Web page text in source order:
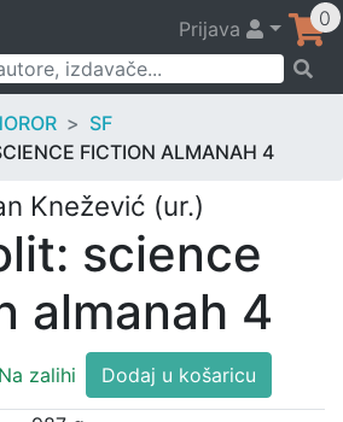
Prijava 0
SF
FICTION ALMANAH 4
Knežević (ur.)
science
almanah 4
Na zalihi
Monolit:
science
Dodaj u košaricu